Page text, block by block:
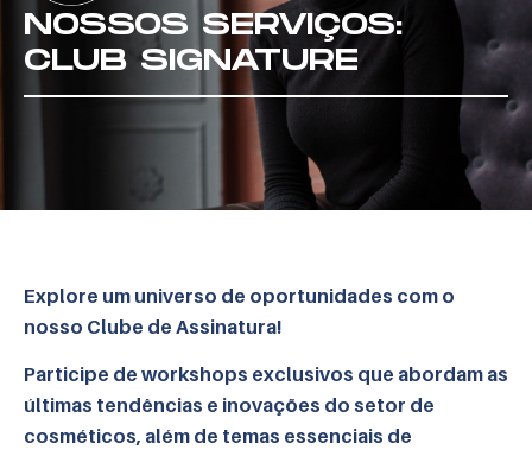
NOSSOS SERVIÇOS:
CLUB SIGNATURE
Explore um universo de oportunidades com o
nosso Clube de Assinatura!
Participe de workshops exclusivos que abordam as
últimas tendências e inovações do setor de
cosméticos, além de temas essenciais de